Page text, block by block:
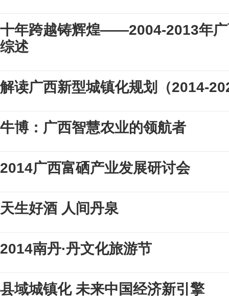
十年跨越铸辉煌——2004-2013年广
综述
解读广西新型城镇化规划（2014-
牛博：广西智慧农业的领航者
2014广西富硒产业发展研讨会
天生好酒 人间丹泉
2014南丹·丹文化旅游节
县域城镇化 未来中国经济新引擎